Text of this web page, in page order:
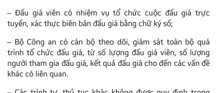
– Đấu giá viên có nhiệm vụ tổ chức cuộc đấu giá trực
tuyến, xác thực biên bản đấu giá bằng chữ ký số;
– Bộ Công an có cán bộ theo dõi, giám sát toàn bộ quá
trình tổ chức đấu giá, từ số lượng đấu giá viên, số lượng
người tham gia đấu giá, kết quả đấu giá cho đến các vấn đề
khác có liên quan.